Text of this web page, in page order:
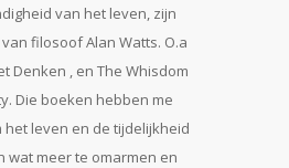
van het leven, zijn
filosoof Alan Watts. O.a
Denken , en The Whisdom
Die boeken hebben me
het leven en de tijdelijkheid
wat meer te omarmen en